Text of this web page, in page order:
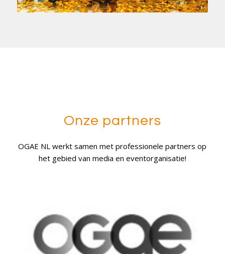
Corinne Cumming/EBU
Onze partners
OGAE NL werkt samen met professionele partners op
het gebied van media en eventorganisatie!